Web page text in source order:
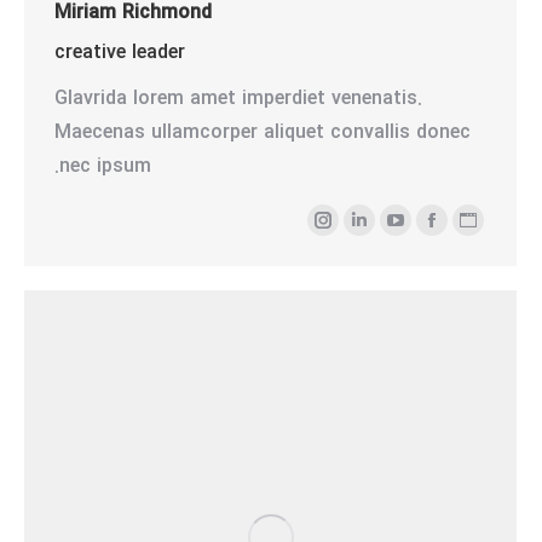
Miriam Richmond
creative leader
Glavrida lorem amet imperdiet venenatis.
Maecenas ullamcorper aliquet convallis donec
nec ipsum.
وبلاگفیسبوکیوتیوبلینک‌دیناینستاگرام